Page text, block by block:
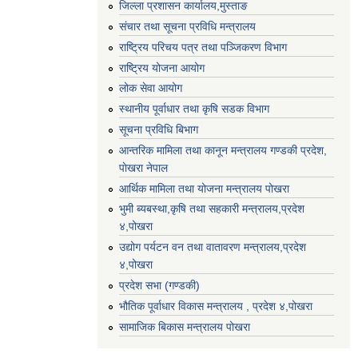
जिल्ला प्रशासन कार्यालय,मुस्ताङ
संचार तथा सूचना प्रविधि मन्त्रालय
राष्ट्रिय परिचय पत्र तथा पञ्जिकरण विभाग
राष्ट्रिय योजना आयोग
लोक सेवा आयोग
स्थानीय पूर्वाधार तथा कृषि सडक विभाग
सूचना प्रविधि बिभाग
आन्तरिक मामिला तथा कानून मन्त्रालय गण्डकी प्रदेश,
पाेखरा नेपाल
आर्थिक मामिला तथा योजना मन्त्रालय पोखरा
भुमी ब्यबस्था,कृषि तथा सहकारी मन्त्रालय,प्रदेश
४,पोखरा
उद्योग पर्यटन वन तथा वातावरण मन्त्रालय,प्रदेश
४,पोखरा
प्रदेश सभा (गण्डकी)
भौतिक पूर्वाधार विकास मन्त्रालय , प्रदेश ४,पोखरा
सामाजिक बिकास मन्त्रालय पोखरा